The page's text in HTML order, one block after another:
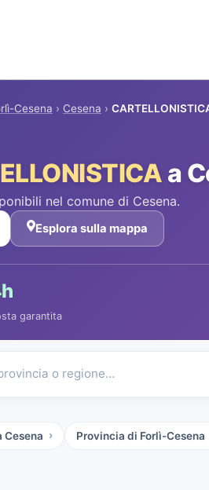
Cesena › Cesena ›
a
nel comune di Cesena.
Esplora sulla mappa
garantita
o regione…
Cesena Provincia di Forlì-Cesena